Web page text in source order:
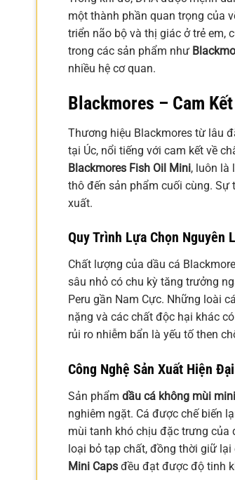
một thành phần quan trọng của
triển não bộ và thị giác ở trẻ em,
trong các sản phẩm như
nhiều hệ cơ quan.
Blackmores – Cam
Thương hiệu Blackmores từ lâu
tại Úc, nổi tiếng với cam kết về
Blackmores Fish Oil Mini, luôn là
thô đến sản phẩm cuối cùng.
xuất.
Quy Trình Lựa Chọn Nguyên
Chất lượng của dầu cá
sâu nhỏ có chu kỳ tăng trưởng
Peru gần Nam Cực. Những loài
nặng và các chất độc hại khác
rủi ro nhiễm bẩn là yếu tố then
Công Nghệ Sản Xuất Hiện
Sản phẩm dầu cá không mùi mini
nghiêm ngặt. Cá được chế biến
mùi tanh khó chịu đặc trưng của
loại bỏ tạp chất, đồng thời giữ
Mini Caps đều đạt được độ tinh